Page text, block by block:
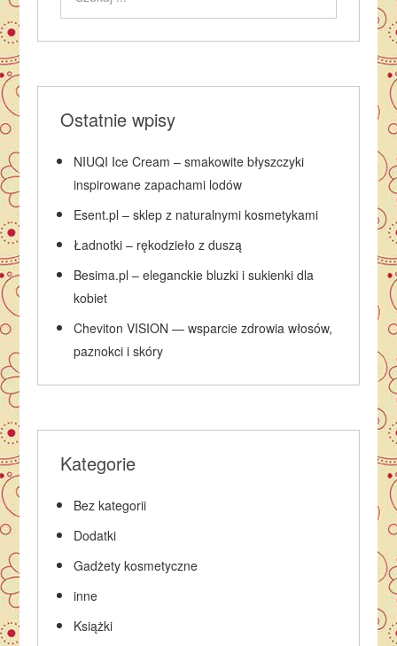
Ostatnie wpisy
NIUQI Ice Cream – smakowite błyszczyki
inspirowane zapachami lodów
Esent.pl – sklep z naturalnymi kosmetykami
Ładnotki – rękodzieło z duszą
Besima.pl – eleganckie bluzki i sukienki dla
kobiet
Cheviton VISION — wsparcie zdrowia włosów,
paznokci i skóry
Kategorie
Bez kategorii
Dodatki
Gadżety kosmetyczne
inne
Książki